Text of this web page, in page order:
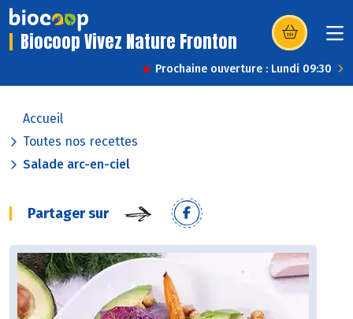
Biocoop Vivez Nature Fronton (s’ouvre dans
Prochaine ouverture : Lundi 09:30
Accueil
Toutes nos recettes
Salade arc-en-ciel
Partager sur